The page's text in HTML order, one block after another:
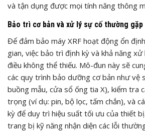
và tận dụng được mọi tính năng thông
Bảo trì cơ bản và xử lý sự cố thường gặp
Để đảm bảo máy XRF hoạt động ổn
gian, việc bảo trì định kỳ và khả năng
điều không thể thiếu. Mô-đun này sẽ
các quy trình bảo dưỡng cơ bản như vệ
buồng mẫu, cửa sổ ống tia X), kiểm tra
trọng (ví dụ: pin, bộ lọc, tấm chắn), và
kỳ để duy trì hiệu suất tối ưu của thiết
trang bị kỹ năng nhận diện các lỗi